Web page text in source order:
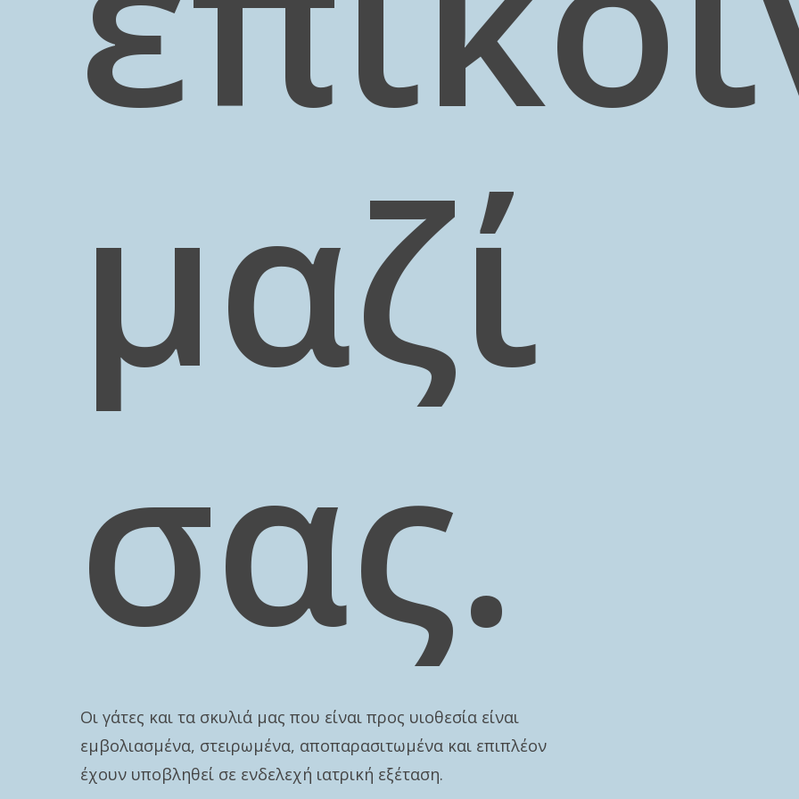
μαζί
σας.
Οι γάτες και τα σκυλιά μας που είναι προς υιοθεσία είναι
εμβολιασμένα, στειρωμένα, αποπαρασιτωμένα και επιπλέον
έχουν υποβληθεί σε ενδελεχή ιατρική εξέταση.